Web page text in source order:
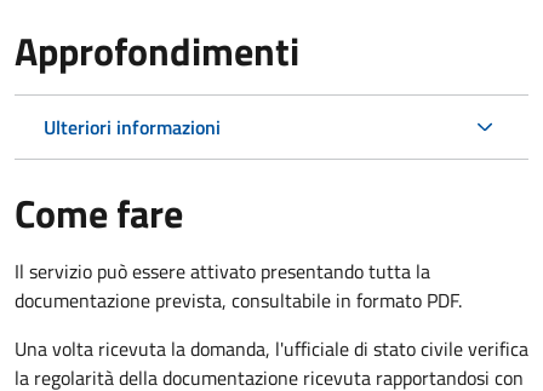
Approfondimenti
Ulteriori informazioni
Come fare
Il servizio può essere attivato presentando tutta la
documentazione prevista, consultabile in formato PDF.
Una volta ricevuta la domanda, l'ufficiale di stato civile verifica
la regolarità della documentazione ricevuta rapportandosi con